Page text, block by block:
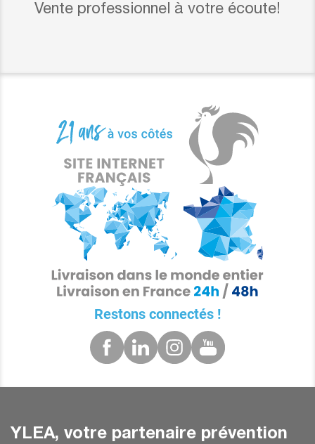
Vente professionnel à votre écoute!
Restons connectés !
YLEA, votre partenaire prévention